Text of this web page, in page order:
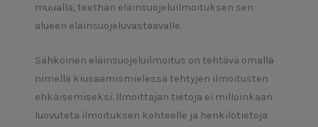
muualla, teethän eläinsuojeluilmoituksen sen
alueen eläinsuojeluvastaavalle.
Sähköinen eläinsuojeluilmoitus on tehtävä omalla
nimellä kiusaamismielessä tehtyjen ilmoitusten
ehkäisemiseksi. Ilmoittajan tietoja ei milloinkaan
luovuteta ilmoituksen kohteelle ja henkilötietoja